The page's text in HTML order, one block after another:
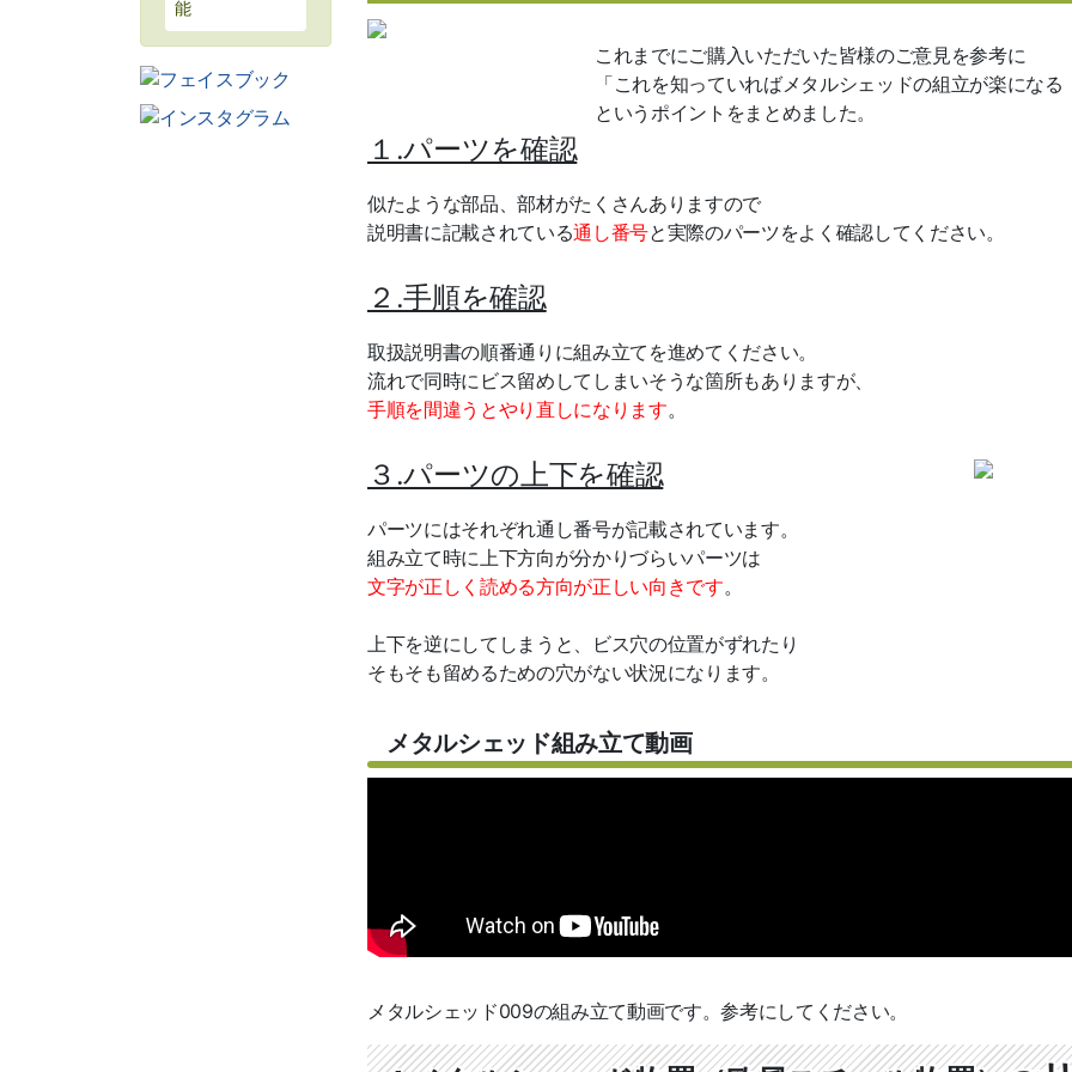
能
これまでにご購入いただいた皆様のご意見を参考に
「これを知っていればメタルシェッドの組立が楽になる
というポイントをまとめました。
１.パーツを確認
似たような部品、部材がたくさんありますので
説明書に記載されている通し番号と実際のパーツをよく確認してください。
２.手順を確認
取扱説明書の順番通りに組み立てを進めてください。
流れで同時にビス留めしてしまいそうな箇所もありますが、
手順を間違うとやり直しになります。
３.パーツの上下を確認
パーツにはそれぞれ通し番号が記載されています。
組み立て時に上下方向が分かりづらいパーツは
文字が正しく読める方向が正しい向きです。
上下を逆にしてしまうと、ビス穴の位置がずれたり
そもそも留めるための穴がない状況になります。
メタルシェッド組み立て動画
メタルシェッド009の組み立て動画です。参考にしてください。